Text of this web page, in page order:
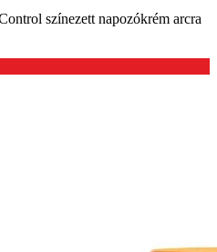
színezett napozókrém arcra